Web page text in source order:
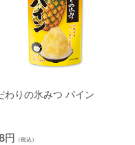
わりの氷みつ パイン
円 （税込）